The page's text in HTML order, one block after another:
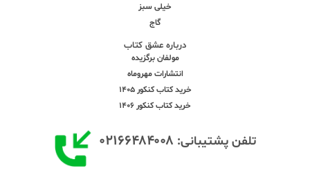
خیلی سبز
گاج
درباره عشق کتاب
مولفان برگزیده
انتشارات مهروماه
خرید کتاب کنکور 1405
خرید کتاب کنکور 1406
تلفن پشتیبانی: ۰۲۱۶۶۴۸۴۰۰۸